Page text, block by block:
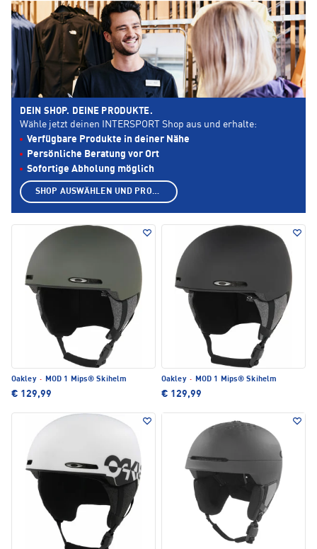
Oakley · MOD 1 Mips® Skihelm
€ 129,99
Oakley · MOD 1 Mips® Skihelm
€ 129,99
DEIN SHOP. DEINE PRODUKTE.
Wähle jetzt deinen INTERSPORT Shop aus und erhalte:
Verfügbare Produkte in deiner Nähe
Persönliche Beratung vor Ort
Sofortige Abholung möglich
SHOP AUSWÄHLEN UND PRODUKTE ANZEIGEN